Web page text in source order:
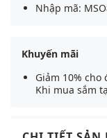
Nhập mã:
Khuyến mãi
Giảm 10%
Khi mua sắm